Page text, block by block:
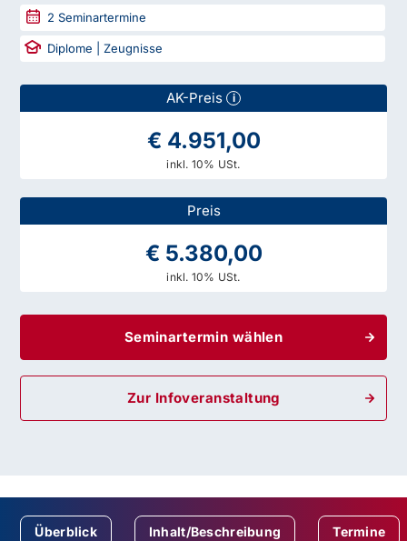
2 Seminartermine
Diplome | Zeugnisse
AK-Preis i
€ 4.951,00
inkl. 10% USt.
Preis
€ 5.380,00
inkl. 10% USt.
Seminartermin wählen
Zur Infoveranstaltung
Überblick Inhalt/Beschreibung Termine